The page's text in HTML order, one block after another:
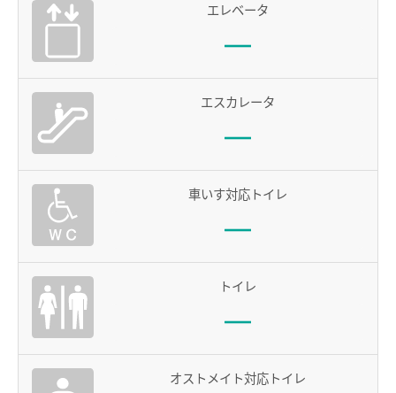
歩いて巡拝（まいる）知多四国
お問い合わせ
企業情報
サステナビリティ
IR情報
採用情報
manaca
エレベータ
エスカレータ
車いす対応トイレ
トイレ
オストメイト対応トイレ